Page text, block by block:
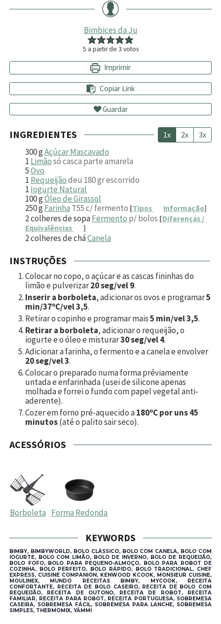
Bimbices da Ju
5 a partir de 3 votos
Imprimir
Copiar Link
Guardar
INGREDIENTES 1x 2x 3x
300gAçúcar Mascavado
1 Limãosó casca parte amarela
5Ovo
1 Requeijãodeu 180 gr escorrido
1 Iogurte Natural
100gÓleo de Girassol
250gFarinha T55 c/ fermento [Tipos Informação]
2colheres de sopaFermento p/ bolos [Diferenças /
Equivalências
]
2colheres de cháCanela
INSTRUÇÕES
Colocar no copo, o açúcar e as cascas fininhas do
limão e pulverizar20 seg/vel 9.
Inserir a borboleta, adicionar os ovos e programar5
min/37ºC/vel 3,5.
Retirar o copinho e programar mais5 min/vel 3,5.
Retirar a borboleta, adicionar o requeijão, o
iogurte e o óleo e misturar30 seg/vel 4.
Adicionar a farinha, o fermento e a canela e envolver
20 seg/vel 3.
Colocar o preparado numa forma préviamente
untada e enfarinhada (usei de silicone apenas
molhada e forrei o fundo com papel vegetal anti-
aderente).
Cozer em forno pré-aquecido a180ºC por uns 45
minutos(até o palito sair seco).
ACESSÓRIOS
Borboleta Forma Redonda
KEYWORDS
BIMBY, BIMBYWORLD, BOLO CLÁSSICO, BOLO COM CANELA, BOLO COM
IOGURTE, BOLO COM LIMÃO, BOLO DE INVERNO, BOLO DE REQUEIJÃO,
BOLO FOFO, BOLO PARA PEQUENO-ALMOÇO, BOLO PARA ROBOT DE
COZINHA, BOLO PERFEITO, BOLO RÁPIDO, BOLO TRADICIONAL, CHEF
EXPRESS, CUISINE COMPANION, KENWOOD KCOOK, MONSIEUR CUISINE,
MOULINEX, MUNDO RECEITAS BIMBY, MYCOOK, RECEITA
CONFORTANTE, RECEITA DE BOLO CASEIRO, RECEITA DE BOLO COM
REQUEIJÃO, RECEITA DE OUTONO, RECEITA DE ROBOT, RECEITA
FAMILIAR, RECEITA PARA ROBOT, RECEITA PORTUGUESA, SOBREMESA
CASEIRA, SOBREMESA FÁCIL, SOBREMESA PARA LANCHE, SOBREMESA
SIMPLES, THERMOMIX, YÄMMI